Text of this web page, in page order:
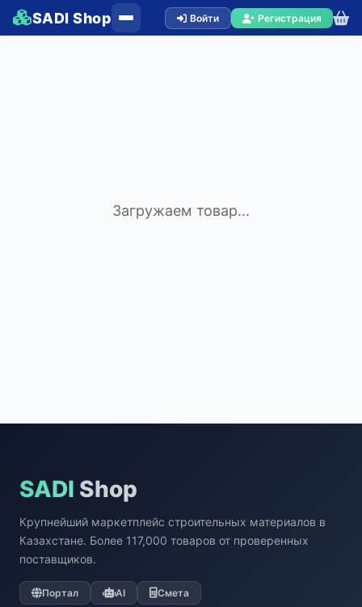
SADI Shop Войти Регистрация
Загружаем товар...
SADI Shop
Крупнейший маркетплейс строительных материалов в
Казахстане. Более 117,000 товаров от проверенных
поставщиков.
Портал AI Смета